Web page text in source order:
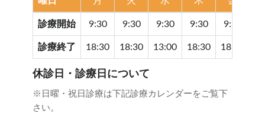
診療開始 9:30 9:30 9:30 9:30 9:30
診療終了 18:30 18:30 13:00 18:30 18:30
休診日・診療日について
※日曜・祝日診療は下記診療カレンダーをご覧下
さい。